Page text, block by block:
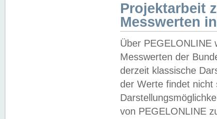
Projektarbeit
Messwerten
Über PEGELONLINE
Messwerten der
derzeit klassische
der Werte findet
von PEGELONLINE